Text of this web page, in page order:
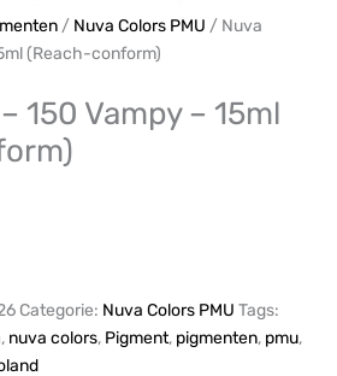
/ Nuva Colors PMU / Nuva
(Reach-conform)
150 Vampy – 15ml
Categorie: Nuva Colors PMU Tags:
, nuva colors, Pigment, pigmenten, pmu,